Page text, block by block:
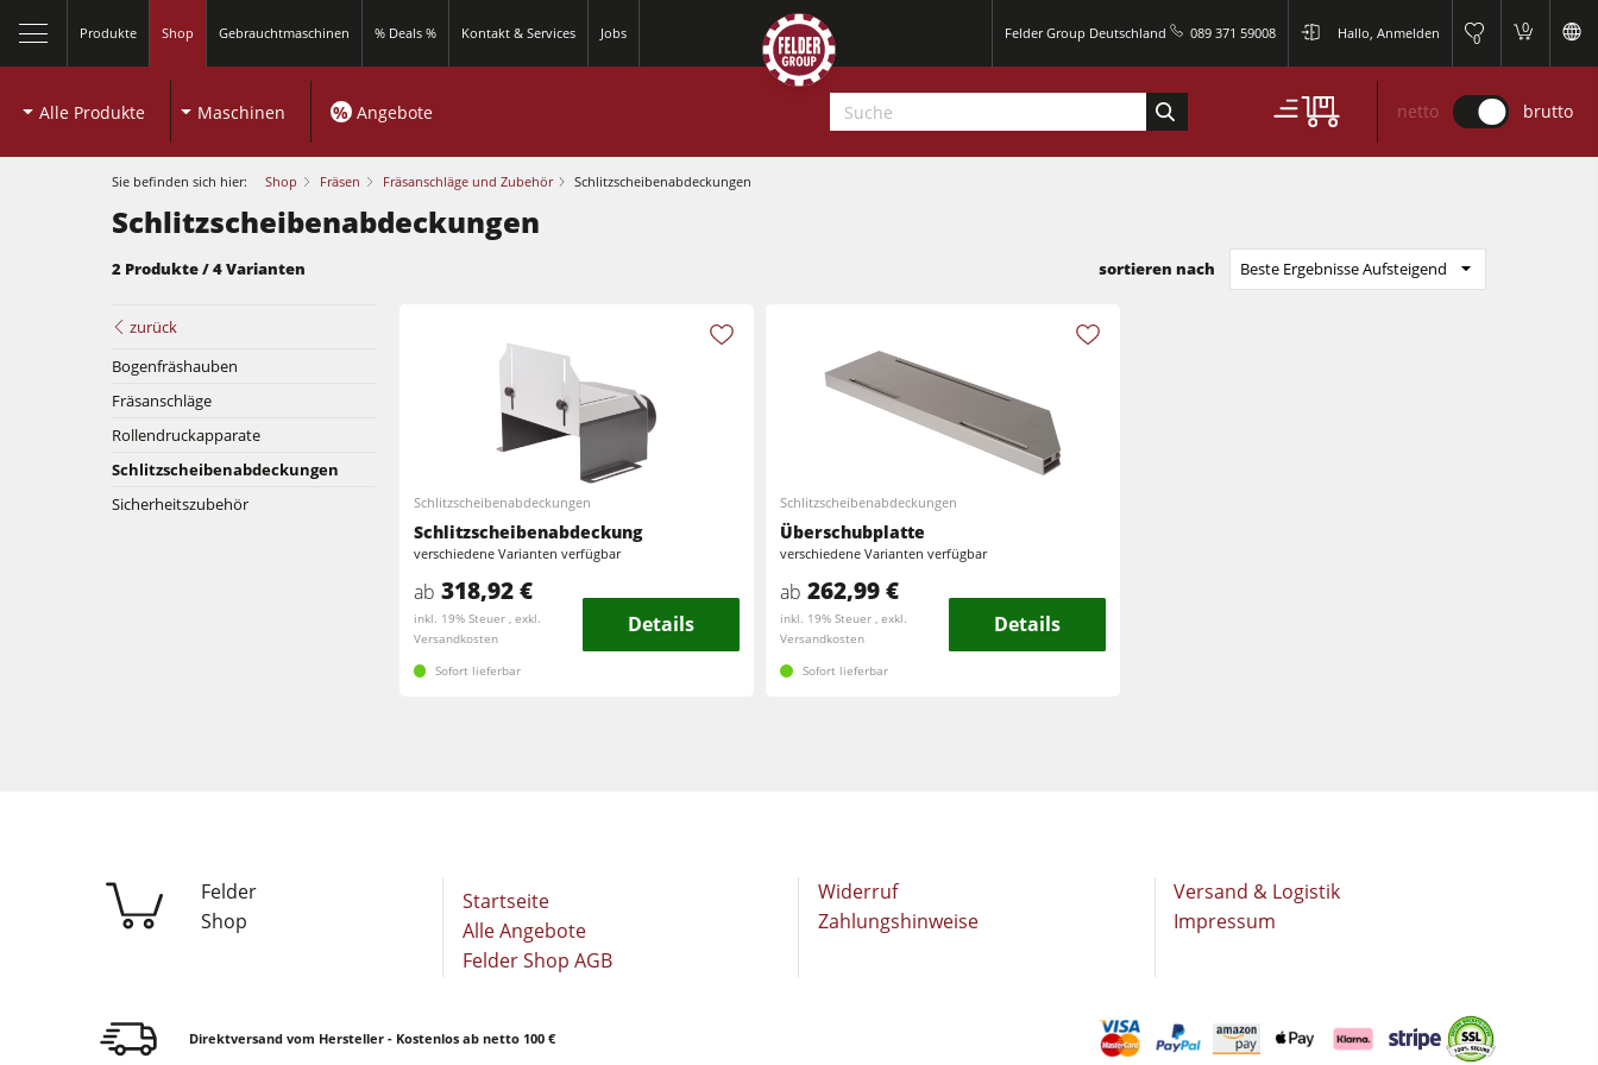
Produkte Shop Gebrauchtmaschinen % Deals % Kontakt & Services Jobs Felder Group Deutschland 089 371 59008 Hallo, Anmelden 0
0
Hobelmaschinen
Fräsmaschinen Kreissäge-Fräsmaschinen
Kombimaschinen CNC-Bearbeitungszentren
Kantenanleimmaschinen CNC Fenster- und Türenbearbeitung
Breitbandschleifmaschinen Langband- & Kantenschleifmaschinen
Bürst- und Bürstschleifmaschinen Bandsägen
Druckbalkensägen & Plattenaufteilsägen
Automatisierung & Materialhandling
Projektmanagement
Hobelmaschinen
Fräsmaschinen Kreissäge-Fräsmaschinen
CNC Bearbeitungszentren
Kantenanleimmaschinen
Bandsägen
Alle Produkte Maschinen % Angebote netto brutto
Sie befinden sich hier: Shop Fräsen Fräsanschläge und Zubehör Schlitzscheibenabdeckungen
Schlitzscheibenabdeckungen
2 Produkte / 4 Varianten sortieren nach Beste Ergebnisse Aufsteigend
zurück
Bogenfräshauben
Fräsanschläge
Rollendruckapparate
Schlitzscheibenabdeckungen
Sicherheitszubehör
Schlitzscheibenabdeckungen
Schlitzscheibenabdeckung
verschiedene Varianten verfügbar
ab 318,92 €
inkl. 19% Steuer , exkl.
Versandkosten
Details
Sofort lieferbar
Schlitzscheibenabdeckungen
Überschubplatte
verschiedene Varianten verfügbar
ab 262,99 €
inkl. 19% Steuer , exkl.
Versandkosten
Details
Sofort lieferbar
Felder
Shop
Startseite
Alle Angebote
Felder Shop AGB
Widerruf
Zahlungshinweise
Versand & Logistik
Impressum
Direktversand vom Hersteller - Kostenlos ab netto 100 €